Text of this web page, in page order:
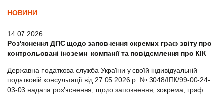
НОВИНИ
14.07.2026
Роз'яснення ДПС щодо заповнення окремих граф звіту про
контрольовані іноземні компанії та повідомлення про КІК
Державна податкова служба України у своїй індивідуальній
податковій консультації від 27.05.2026 р. № 3048/ІПК/99-00-24-
03-03 надала роз’яснення, щодо заповнення, зокрема, граф